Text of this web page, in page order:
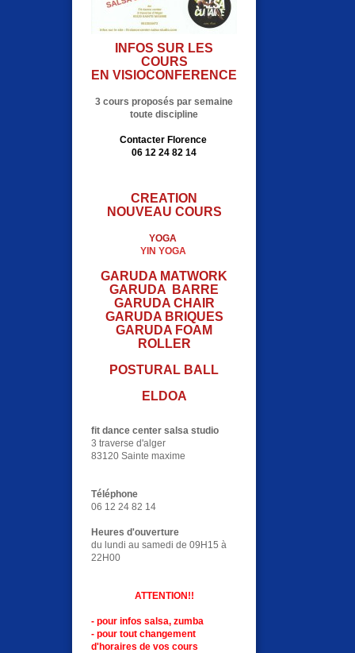
INFOS SUR LES
COURS
EN VISIOCONFERENCE
3 cours proposés par semaine
toute discipline
Contacter Florence
06 12 24 82 14
CREATION
NOUVEAU COURS
YOGA
YIN YOGA
GARUDA MATWORK
GARUDA BARRE
GARUDA CHAIR
GARUDA BRIQUES
GARUDA FOAM
ROLLER
POSTURAL BALL
ELDOA
fit dance center salsa studio
3 traverse d'alger
83120 Sainte maxime
Téléphone
06 12 24 82 14
Heures d'ouverture
du lundi au samedi de 09H15 à
22H00
ATTENTION!!
- pour infos salsa, zumba
- pour tout changement
d'horaires de vos cours